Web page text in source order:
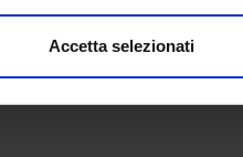
momento dalla
Accetta selezionati